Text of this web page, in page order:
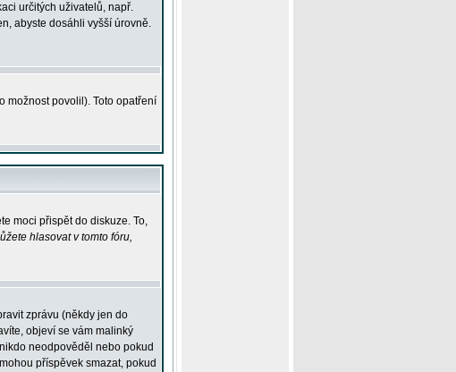
určitých uživatelů, např.
abyste dosáhli vyšší úrovně.
možnost povolil). Toto opatření
moci přispět do diskuze. To,
hlasovat v tomto fóru,
zprávu (někdy jen do
objeví se vám malinký
neodpověděl nebo pokud
příspěvek smazat, pokud